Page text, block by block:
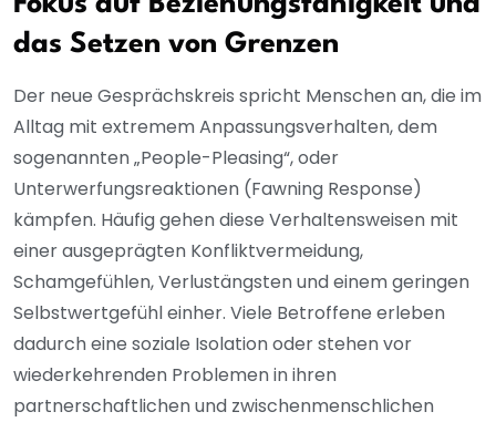
das Setzen von Grenzen
Der neue Gesprächskreis spricht Menschen an, die im
Alltag mit extremem Anpassungsverhalten, dem
sogenannten „People-Pleasing“, oder
Unterwerfungsreaktionen (Fawning Response)
kämpfen. Häufig gehen diese Verhaltensweisen mit
einer ausgeprägten Konfliktvermeidung,
Schamgefühlen, Verlustängsten und einem geringen
Selbstwertgefühl einher. Viele Betroffene erleben
dadurch eine soziale Isolation oder stehen vor
wiederkehrenden Problemen in ihren
partnerschaftlichen und zwischenmenschlichen